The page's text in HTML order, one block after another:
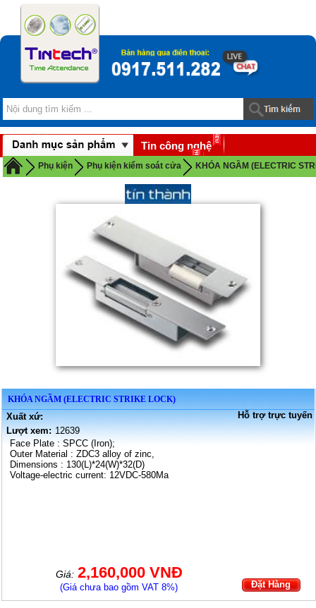
Tin công nghệ
Download
Phụ kiện Phụ kiện kiểm soát cửa KHÓA NGẦM (ELECTRIC
KHÓA NGẦM (ELECTRIC STRIKE LOCK)
Xuất xứ:
Lượt xem: 12639
Face Plate : SPCC (Iron);
Outer Material : ZDC3 alloy of zinc,
Dimensions : 130(L)*24(W)*32(D)
Voltage-electric current: 12VDC-580Ma
Giá: 2,160,000 VNĐ
(Giá chưa bao gồm VAT 8%)
Hỗ trợ trực tuyến
Đặt Hàng